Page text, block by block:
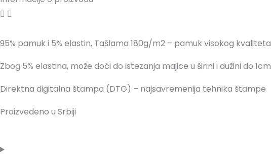
95% pamuk i 5% elastin, Tašlama 180g/m2 – pamuk visokog kvaliteta
Zbog 5% elastina, može doći do istezanja majice u širini i dužini do 1cm
Direktna digitalna štampa (DTG) – najsavremenija tehnika štampe
Proizvedeno u Srbiji